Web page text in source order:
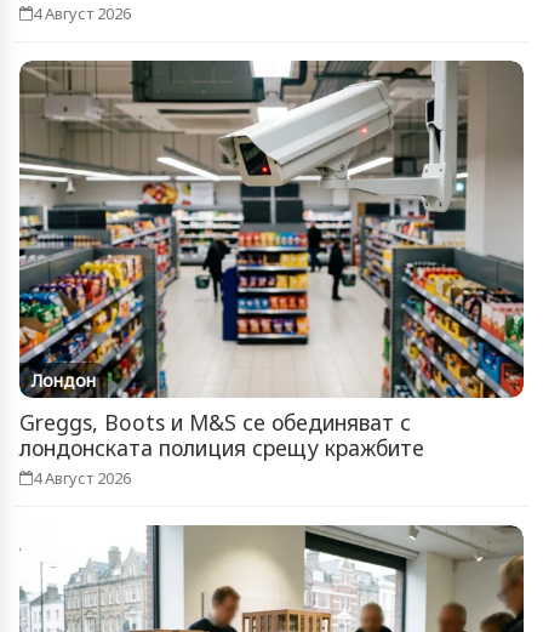
4 Август 2026
Лондон
Greggs, Boots и M&S се обединяват с
лондонската полиция срещу кражбите
4 Август 2026